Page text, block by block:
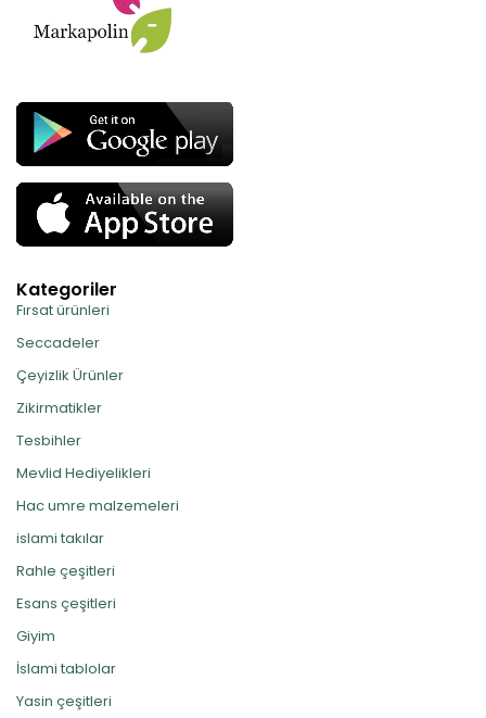
Kategoriler
Fırsat ürünleri
Seccadeler
Çeyizlik Ürünler
Zikirmatikler
Tesbihler
Mevlid Hediyelikleri
Hac umre malzemeleri
islami takılar
Rahle çeşitleri
Esans çeşitleri
Giyim
İslami tablolar
Yasin çeşitleri